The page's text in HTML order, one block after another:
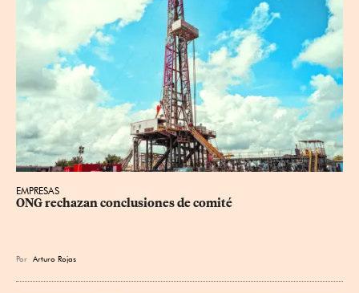
EMPRESAS
ONG rechazan conclusiones de comité
Por Arturo Rojas